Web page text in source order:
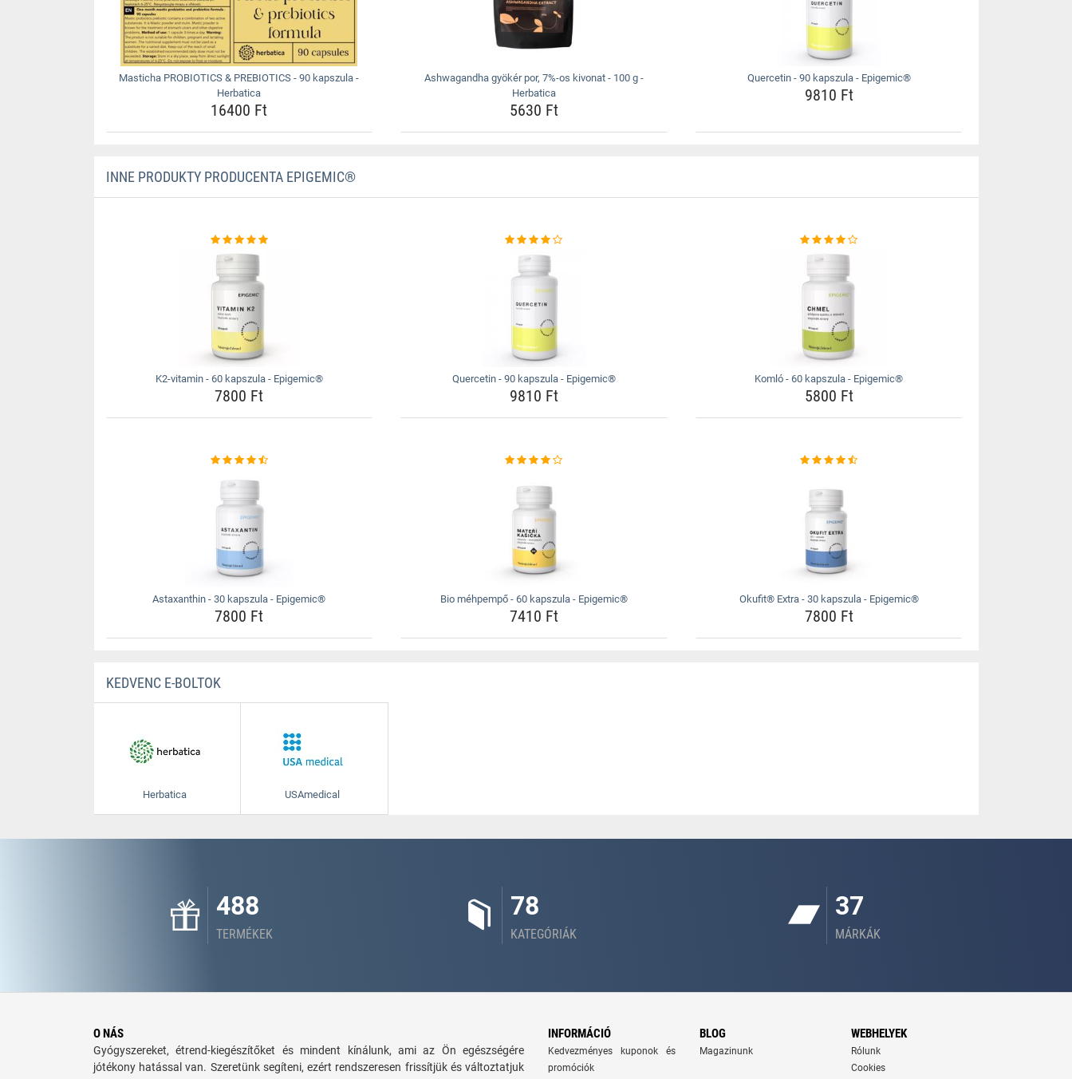
Masticha PROBIOTICS & PREBIOTICS - 90 kapszula -
Herbatica
16400 Ft
Ashwagandha gyökér por, 7%-os kivonat - 100 g -
Herbatica
5630 Ft
Quercetin - 90 kapszula - Epigemic®
9810 Ft
INNE PRODUKTY PRODUCENTA EPIGEMIC®
K2-vitamin - 60 kapszula - Epigemic®
7800 Ft
Quercetin - 90 kapszula - Epigemic®
9810 Ft
Komló - 60 kapszula - Epigemic®
5800 Ft
Astaxanthin - 30 kapszula - Epigemic®
7800 Ft
Bio méhpempő - 60 kapszula - Epigemic®
7410 Ft
Okufit® Extra - 30 kapszula - Epigemic®
7800 Ft
KEDVENC E-BOLTOK
Herbatica USAmedical
488
TERMÉKEK
78
KATEGÓRIÁK
37
MÁRKÁK
O NÁS
Gyógyszereket, étrend-kiegészítőket és mindent kínálunk, ami az Ön egészségére
jótékony hatással van. Szeretünk segíteni, ezért rendszeresen frissítjük és változtatjuk
INFORMÁCIÓ
Kedvezményes kuponok és
promóciók
BLOG
Magazinunk
WEBHELYEK
Rólunk
Cookies